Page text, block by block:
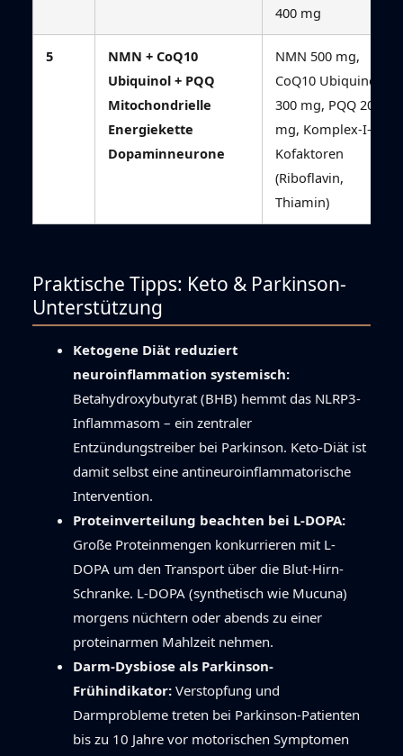
400 mg
5
NMN + CoQ10
Ubiquinol + PQQ
Mitochondrielle
Energiekette
Dopaminneurone
NMN 500 mg,
CoQ10 Ubiquinol
300 mg, PQQ 20
mg, Komplex-I-
Kofaktoren
(Riboflavin,
Thiamin)
Praktische Tipps: Keto & Parkinson-
Unterstützung
Ketogene Diät reduziert
neuroinflammation systemisch:
Betahydroxybutyrat (BHB) hemmt das NLRP3-
Inflammasom – ein zentraler
Entzündungstreiber bei Parkinson. Keto-Diät ist
damit selbst eine antineuroinflammatorische
Intervention.
Proteinverteilung beachten bei L-DOPA:
Große Proteinmengen konkurrieren mit L-
DOPA um den Transport über die Blut-Hirn-
Schranke. L-DOPA (synthetisch wie Mucuna)
morgens nüchtern oder abends zu einer
proteinarmen Mahlzeit nehmen.
Darm-Dysbiose als Parkinson-
Frühindikator: Verstopfung und
Darmprobleme treten bei Parkinson-Patienten
bis zu 10 Jahre vor motorischen Symptomen